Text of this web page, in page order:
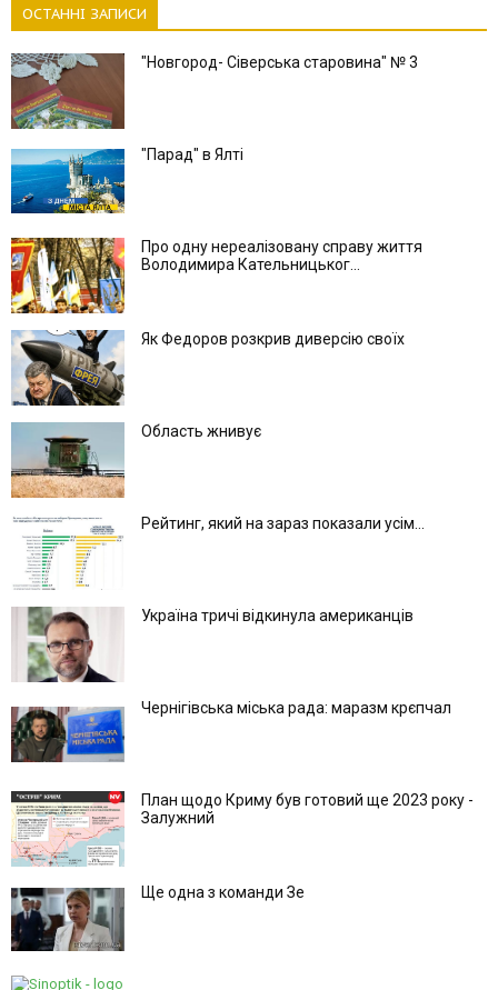
ОСТАННІ ЗАПИСИ
"Новгород- Сіверська старовина" № 3
"Парад" в Ялті
Про одну нереалізовану справу життя
Володимира Кательницьког...
Як Федоров розкрив диверсію своїх
Область жнивує
Рейтинг, який на зараз показали усім...
Україна тричі відкинула американців
Чернігівська міська рада: маразм крєпчал
План щодо Криму був готовий ще 2023 року -
Залужний
Ще одна з команди Зе